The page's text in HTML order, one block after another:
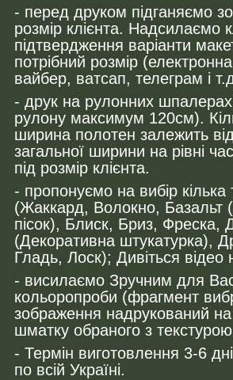
- перед друком підганяємо
розмір клієнта. Надсилаємо
підтвердження варіанти
потрібний розмір
вайбер, ватсап, телеграм і
- друк на рулонних
рулону максимум 120см).
ширина полотен залежить
загальної ширини на рівні
під розмір клієнта.
- пропонуємо на вибір кілька
(Жаккард, Волокно, Базальт
пісок), Блиск, Бриз, Фреска,
(Декоративна штукатурка),
Гладь, Лоск); Дивіться відео
- висилаємо Зручним для
кольоропроби (фрагмент
зображення надрукований
шматку обраного з
- Термін виготовлення 3-6
по всій Україні.